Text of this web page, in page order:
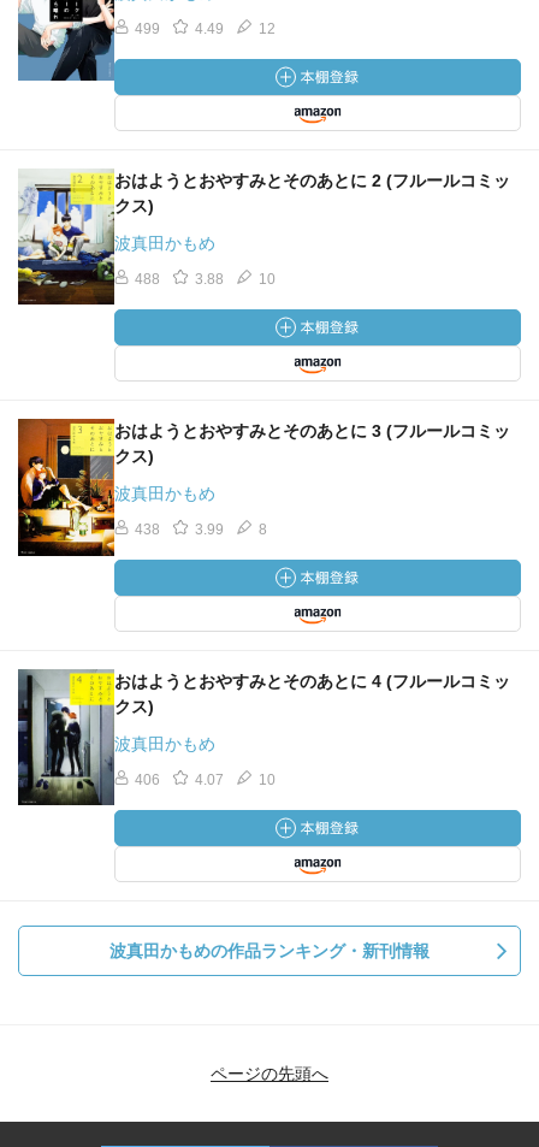
499 4.49 12
おはようとおやすみとそのあとに 2 (フルールコミッ
クス)
波真田かもめ
488 3.88 10
おはようとおやすみとそのあとに 3 (フルールコミッ
クス)
波真田かもめ
438 3.99 8
おはようとおやすみとそのあとに 4 (フルールコミッ
クス)
波真田かもめ
406 4.07 10
波真田かもめの作品ランキング・新刊情報
ページの先頭へ